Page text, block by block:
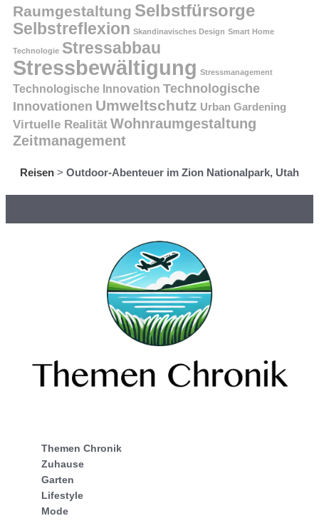
Raumgestaltung Selbstfürsorge
Selbstreflexion Skandinavisches Design Smart Home
Technologie Stressabbau
Stressbewältigung Stressmanagement
Technologische Innovation Technologische
Innovationen Umweltschutz Urban Gardening
Virtuelle Realität Wohnraumgestaltung
Zeitmanagement
Reisen > Outdoor-Abenteuer im Zion Nationalpark, Utah
Themen Chronik
Zuhause
Garten
Lifestyle
Mode